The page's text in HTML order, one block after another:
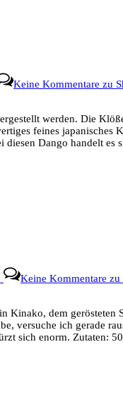
Keine Kommentare zu
werden. Die
feines japanisches
diesen Dango handelt
Keine Kommentare zu
Kinako, dem gerösteten
versuche ich gerade
sich enorm. Zutaten: